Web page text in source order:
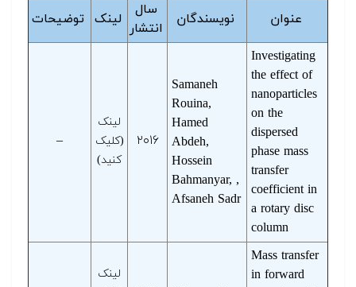
عنوان
نویسندگان
سال
انتشار
لینک توضیحات
Investigating
the effect of
nanoparticles
on the
dispersed
phase mass
transfer
coefficient in
a rotary disc
column
Samaneh
Rouina,
Hamed
Abdeh,
Hossein
Bahmanyar, ,
Afsaneh Sadr
۲۰۱۶
لینک
(کلیک
کنید)
–
Mass transfer
in forward
لینک